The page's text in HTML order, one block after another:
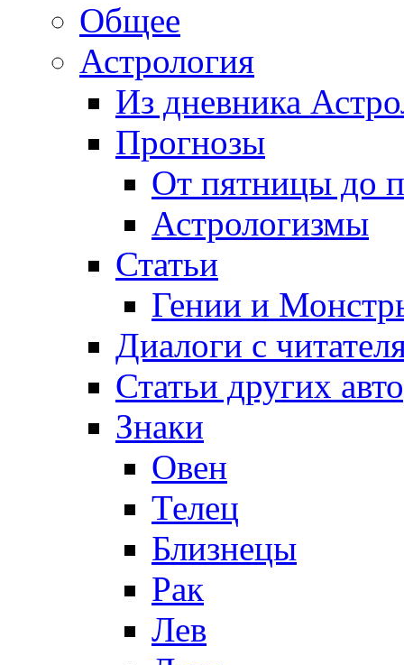
Общее
Астрология
Из дневника
Прогнозы
От пятницы до
Астрологизмы
Статьи
Гении и
Диалоги с
Статьи других
Знаки
Овен
Телец
Близнецы
Рак
Лев